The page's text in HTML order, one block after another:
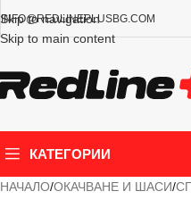
Skip to navigation
Skip to main content
INFO@REDLINEPLUSBG.COM
КАТЕГОРИИ
НАЧАЛО/ОКАЧВАНЕ И ШАСИ/